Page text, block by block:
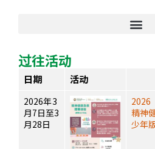
过往活动
日期 活动
2026年3
月7日至3
月28日
2026
精神
少年